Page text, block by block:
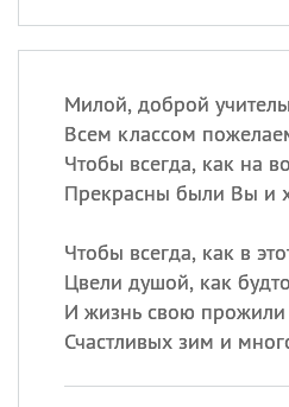
Милой, доброй
Всем классом
Чтобы всегда, как на
Прекрасны были Вы и
Чтобы всегда, как в
Цвели душой, как
И жизнь свою
Счастливых зим и